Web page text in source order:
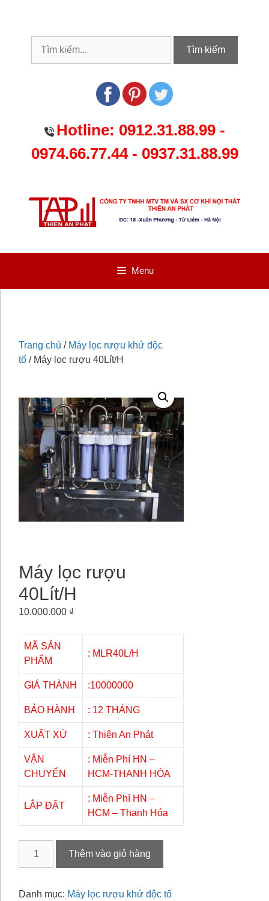
Tìm kiếm
Hotline: 0912.31.88.99-
0974.66.77.44- 0937.31.88.99
Menu
Trang chủ / Máy lọc rượu khử độc
tố / Máy lọc rượu 40Lít/H
Máy lọc rượu
40Lít/H
10.000.000 ₫
MÃ SẢN
PHẨM
: MLR40L/H
GIÁ THÀNH :10000000
BẢO HÀNH : 12 THÁNG
XUẤT XỨ : Thiên An Phát
VẬN
CHUYỂN
: Miễn Phí HN –
HCM-THANH HÓA
LẮP ĐẶT
: Miễn Phí HN –
HCM – Thanh Hóa
40Lít/H
Thêm vào giỏ hàng
Danh mục: Máy lọc rượu khử độc tố